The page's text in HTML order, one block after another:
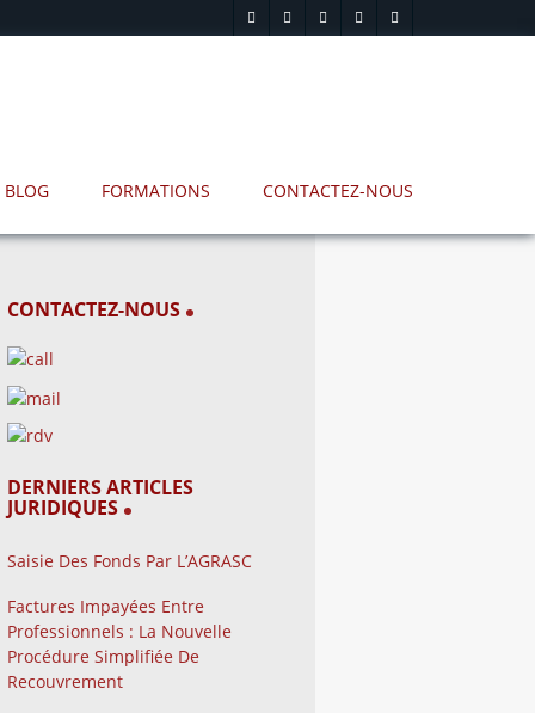
BLOG FORMATIONS CONTACTEZ-NOUS
CONTACTEZ-NOUS
DERNIERS ARTICLES
JURIDIQUES
Saisie Des Fonds Par L’AGRASC
Factures Impayées Entre
Professionnels : La Nouvelle
Procédure Simplifiée De
Recouvrement